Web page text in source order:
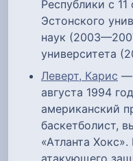
Республики с
Эстонского
наук
университета
Леверт, Карис —
августа 1994
американский
баскетболист,
«Атланта
атакующего